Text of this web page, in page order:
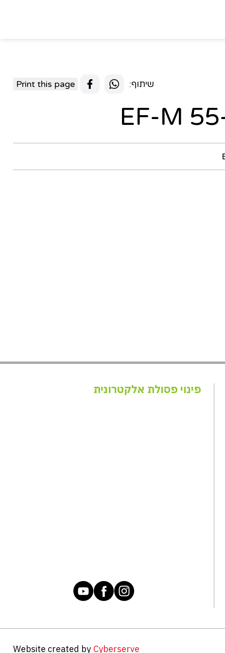
שיתוף: Print this page
פינוי פסולת אלקטרונית
Website created by Cyberserve